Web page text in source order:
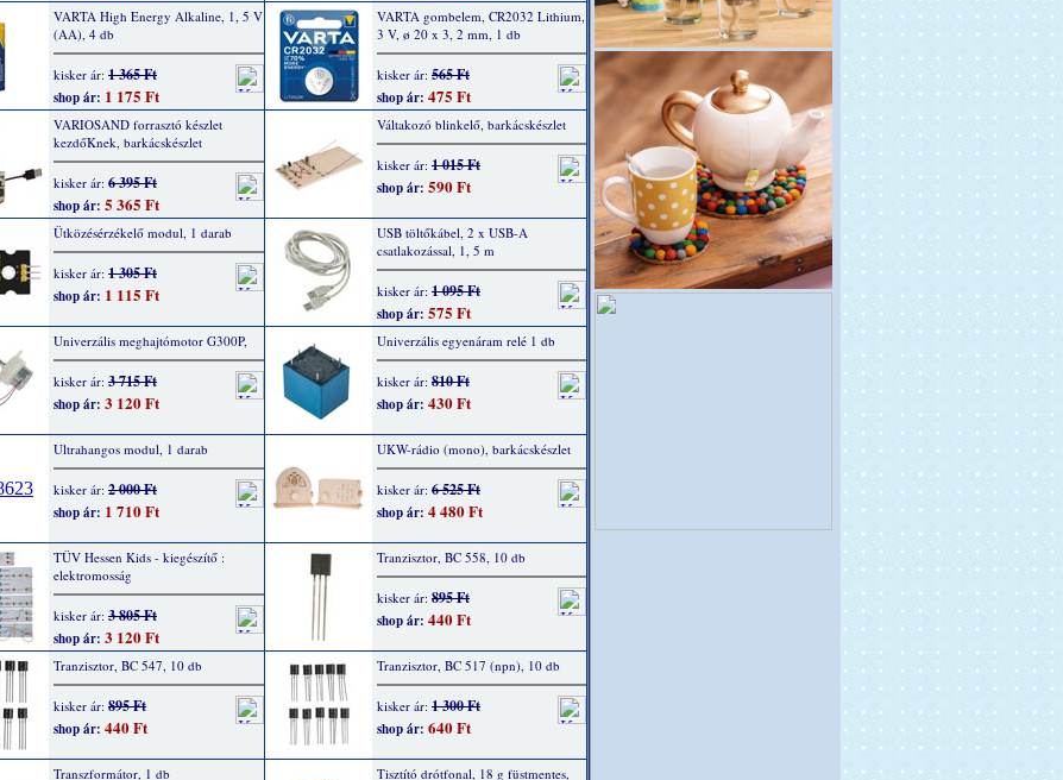
VARTA High Energy Alkaline, 1, 5 V
(AA), 4 db
kisker ár: 1 365 Ft
shop ár: 1 175 Ft
VARTA gombelem, CR2032 Lithium,
3 V, ø 20 x 3, 2 mm, 1 db
kisker ár: 565 Ft
shop ár: 475 Ft
VARIOSAND forrasztó készlet
kezdőKnek, barkácskészlet
kisker ár: 6 395 Ft
shop ár: 5 365 Ft
Váltakozó blinkelő, barkácskészlet
kisker ár: 1 015 Ft
shop ár: 590 Ft
Ütközésérzékelő modul, 1 darab
kisker ár: 1 305 Ft
shop ár: 1 115 Ft
USB töltőkábel, 2 x USB-A
csatlakozással, 1, 5 m
kisker ár: 1 095 Ft
shop ár: 575 Ft
Univerzális meghajtómotor G300P,
kisker ár: 3 715 Ft
shop ár: 3 120 Ft
Univerzális egyenáram relé 1 db
kisker ár: 810 Ft
shop ár: 430 Ft
Ultrahangos modul, 1 darab
kisker ár: 2 000 Ft
shop ár: 1 710 Ft
UKW-rádio (mono), barkácskészlet
kisker ár: 6 525 Ft
shop ár: 4 480 Ft
TÜV Hessen Kids - kiegészítő :
elektromosság
kisker ár: 3 805 Ft
shop ár: 3 120 Ft
Tranzisztor, BC 558, 10 db
kisker ár: 895 Ft
shop ár: 440 Ft
Tranzisztor, BC 547, 10 db
kisker ár: 895 Ft
shop ár: 440 Ft
Tranzisztor, BC 517 (npn), 10 db
kisker ár: 1 300 Ft
shop ár: 640 Ft
Transzformátor, 1 db
Tisztító drótfonal, 18 g füstmentes,